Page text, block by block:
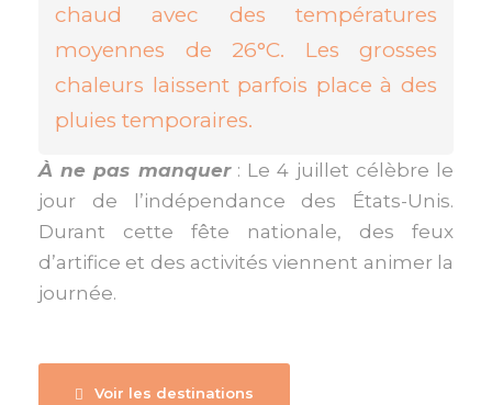
chaud avec des températures
moyennes de 26°C. Les grosses
chaleurs laissent parfois place à des
pluies temporaires.
À ne pas manquer: Le 4 juillet célèbre le
jour de l’indépendance des États-Unis.
Durant cette fête nationale, des feux
d’artifice et des activités viennent animer la
journée.
Voir les destinations